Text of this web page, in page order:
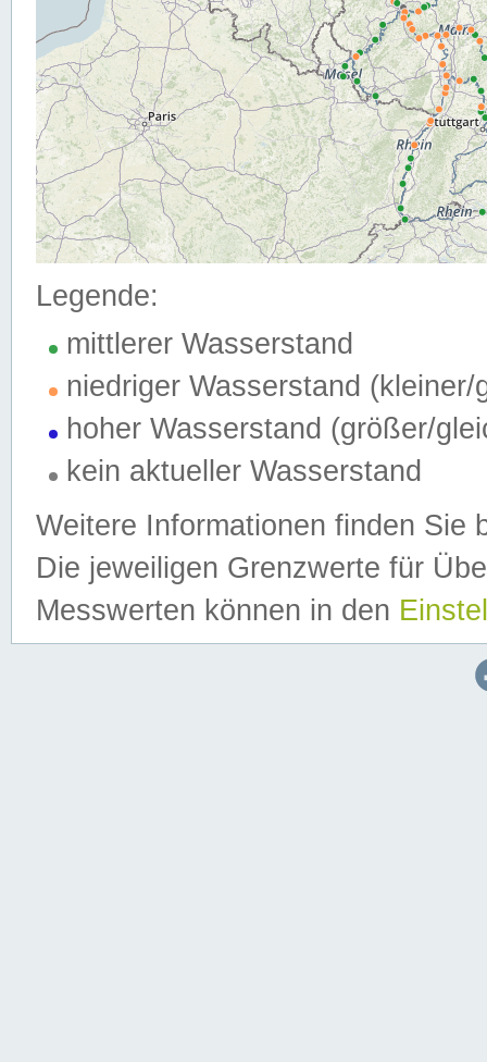
Legende:
mittlerer Wasserstand
niedriger Wasserstand (kleiner/
hoher Wasserstand (größer/
kein aktueller Wasserstand
Weitere Informationen finden Sie
Die jeweiligen Grenzwerte für
Messwerten können in den